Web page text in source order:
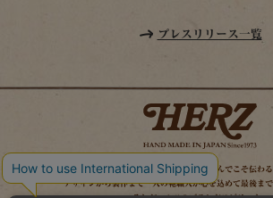
プレスリリース一覧
時を経てこそ解る味わいがある。使い込んでこそ伝わる
デザインから製作まで一人の鞄職人が心を込めて最後まで